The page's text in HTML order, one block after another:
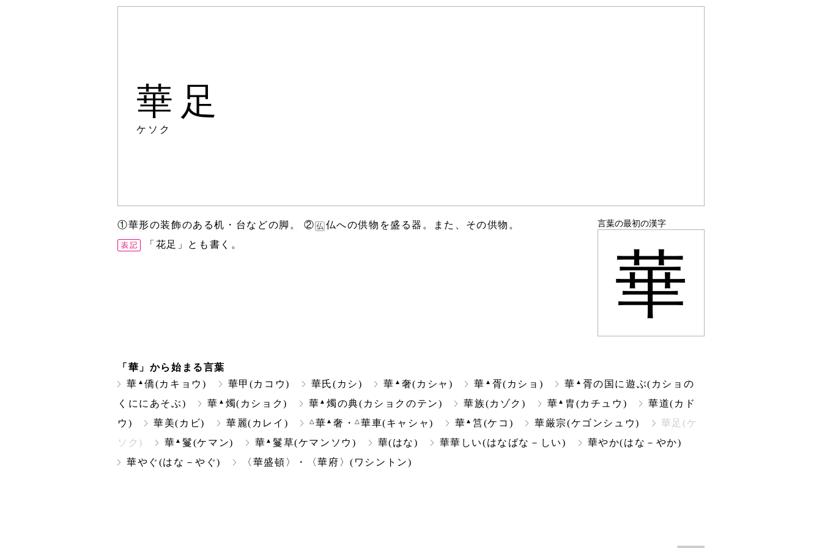
華足
ケソク
①華形の装飾のある机・台などの脚。 ②
仏への供物を盛る器。また、その供物。
「花足」とも書く。
言葉の最初の漢字
華
「華」から始まる言葉
華 ▲僑(カキョウ) 華甲(カコウ) 華氏(カシ) 華 ▲ 奢(カシャ) 華 ▲ 胥(カショ) 華 ▲ 胥の国に遊ぶ(カショの
くににあそぶ)
華 ▲ 燭(カショク) 華 ▲燭の典(カショクのテン) 華族(カゾク) 華 ▲ 胄(カチュウ)
華道(カド
ウ)
華美(カビ) 華麗(カレイ) △ 華 ▲奢・△ 華車(キャシャ) 華 ▲筥(ケコ) 華厳宗(ケゴンシュウ)
華足(ケ
ソク)
華 ▲鬘(ケマン) 華 ▲鬘草(ケマンソウ) 華(はな) 華華しい(はなばな－しい)
華やか(はな－やか)
華やぐ(はな－やぐ)
〈華盛頓〉・〈華府〉(ワシントン)